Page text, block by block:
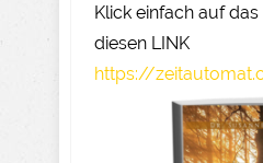
Klick einfach auf
diesen LINK
https://